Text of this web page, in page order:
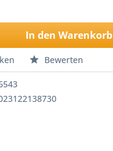
In den Warenkorb
Bewerten